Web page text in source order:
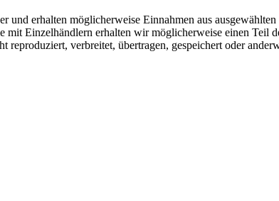
erhalten möglicherweise Einnahmen aus
Einzelhändlern erhalten wir möglicherweise einen Teil
reproduziert, verbreitet, übertragen, gespeichert oder